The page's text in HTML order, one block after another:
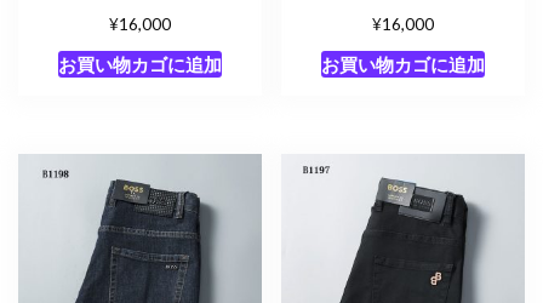
¥16,000
お買い物カゴに追加
¥16,000
お買い物カゴに追加